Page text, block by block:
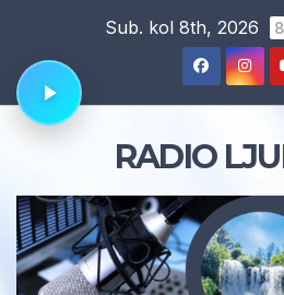
content
Sub. kol 8th, 2026
RADIO